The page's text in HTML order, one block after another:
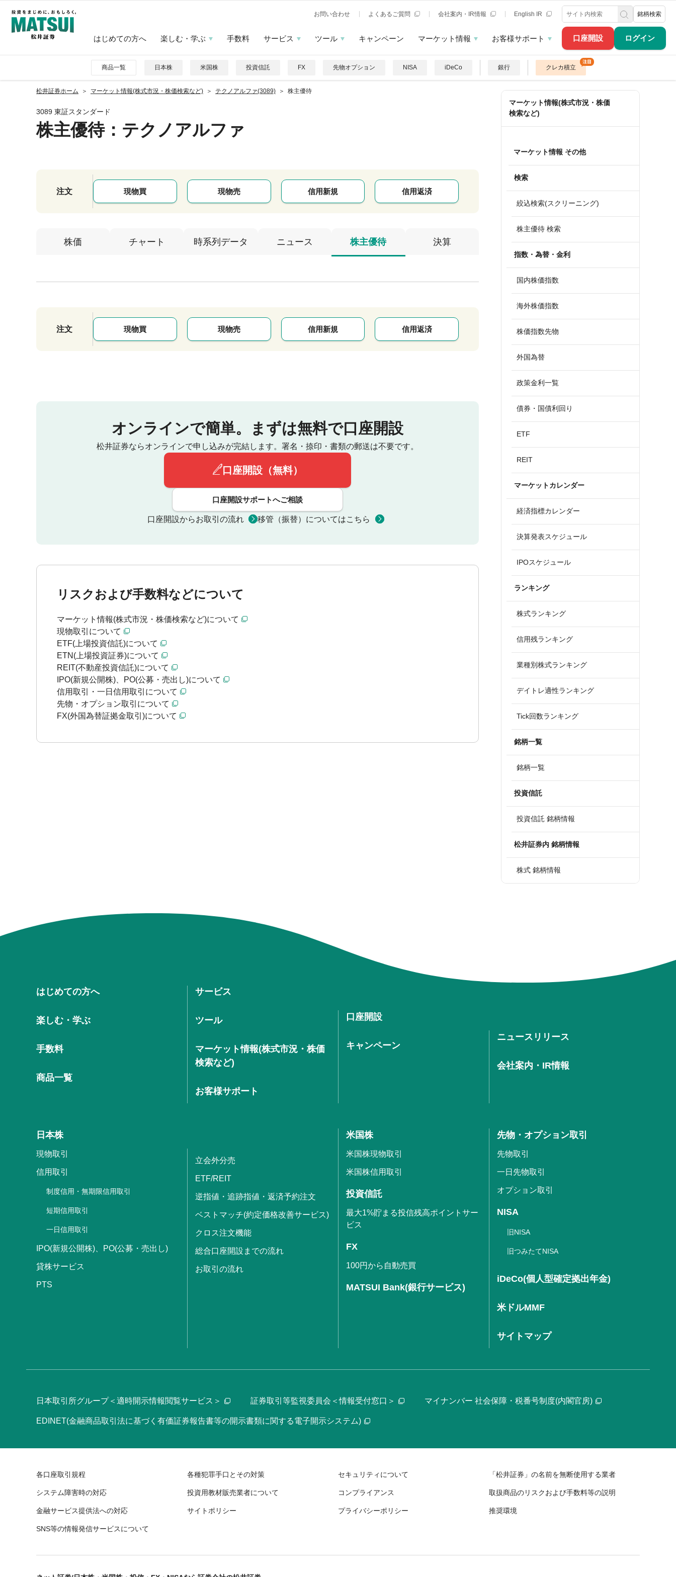
口座開設 ログイン
お問い合わせ よくあるご質問 会社案内・IR情報 English IR 銘柄検索
はじめての方へ 楽しむ・学ぶ 手数料 サービス ツール キャンペーン マーケット情報 お客様サポート
商品一覧 日本株 米国株 投資信託 FX 先物オプション NISA iDeCo 銀行 クレカ積立
松井証券ホーム マーケット情報(株式市況・株価検索など) テクノアルファ(3089) 株主優待
3089 東証スタンダード
株主優待：テクノアルファ
注文 現物買 現物売 信用新規 信用返済
株価 チャート 時系列データ ニュース 株主優待 決算
注文 現物買 現物売 信用新規 信用返済
オンラインで簡単。 まずは無料で口座開設
松井証券ならオンラインで申し込みが完結します。 署名・捺印・書類の郵送は不要です。
口座開設（無料）
口座開設サポートへご相談
口座開設からお取引の流れ 移管（振替）についてはこちら
リスクおよび手数料などについて
マーケット情報(株式市況・株価検索など)について
現物取引について
ETF(上場投資信託)について
ETN(上場投資証券)について
REIT(不動産投資信託)について
IPO(新規公開株)、PO(公募・売出し)について
信用取引・一日信用取引について
先物・オプション取引について
FX(外国為替証拠金取引)について
マーケット情報(株式市況・株価
検索など)
マーケット情報 その他
検索
絞込検索(スクリーニング)
株主優待 検索
指数・為替・金利
国内株価指数
海外株価指数
株価指数先物
外国為替
政策金利一覧
債券・国債利回り
ETF
REIT
マーケットカレンダー
経済指標カレンダー
決算発表スケジュール
IPOスケジュール
ランキング
株式ランキング
信用残ランキング
業種別株式ランキング
デイトレ適性ランキング
Tick回数ランキング
銘柄一覧
銘柄一覧
投資信託
投資信託 銘柄情報
松井証券内 銘柄情報
株式 銘柄情報
はじめての方へ
楽しむ・学ぶ
手数料
商品一覧
サービス
ツール
マーケット情報(株式市況・株価
検索など)
お客様サポート
口座開設
キャンペーン
ニュースリリース
会社案内・IR情報
日本株
現物取引
信用取引
制度信用・無期限信用取引
短期信用取引
一日信用取引
IPO(新規公開株)、PO(公募・売出し)
貸株サービス
PTS
立会外分売
ETF/REIT
逆指値・追跡指値・返済予約注文
ベストマッチ(約定価格改善サービス)
クロス注文機能
総合口座開設までの流れ
お取引の流れ
米国株
米国株現物取引
米国株信用取引
投資信託
最大1%貯まる投信残高ポイントサー
ビス
FX
100円から自動売買
MATSUI Bank(銀行サービス)
先物・オプション取引
先物取引
一日先物取引
オプション取引
NISA
旧NISA
旧つみたてNISA
iDeCo(個人型確定拠出年金)
米ドルMMF
サイトマップ
日本取引所グループ＜適時開示情報閲覧サービス＞ 証券取引等監視委員会＜情報受付窓口＞ マイナンバー 社会保障・税番号制度(内閣官房)
EDINET(金融商品取引法に基づく有価証券報告書等の開示書類に関する電子開示システム)
各口座取引規程 各種犯罪手口とその対策 セキュリティについて 「松井証券」の名前を無断使用する業者
システム障害時の対応 投資用教材販売業者について コンプライアンス 取扱商品のリスクおよび手数料等の説明
金融サービス提供法への対応 サイトポリシー プライバシーポリシー 推奨環境
SNS等の情報発信サービスについて